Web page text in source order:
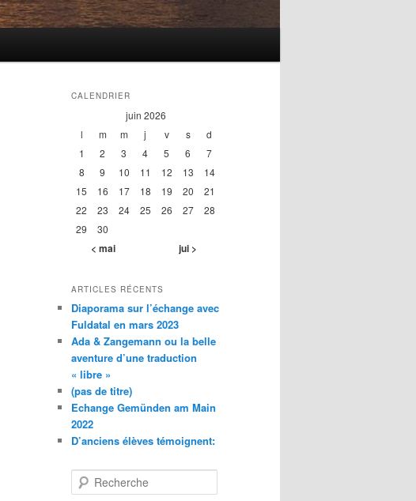
CALENDRIER
juin 2026
l
m m j v s
d
1
2 3 4 5 6
7
8
9 10 11 12 13
14
15
16 17 18 19 20
21
22
23 24 25 26 27
28
29
30
< mai jui >
ARTICLES RÉCENTS
Diaporama sur l’échange avec
Fuldatal en mars 2023
Ada & Zangemann ou la belle
aventure d’une traduction
« libre »
(pas de titre)
Echange Gemünden am Main
2022
D’anciens élèves témoignent:
e